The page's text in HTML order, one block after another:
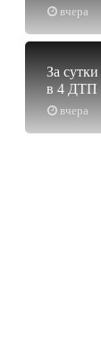
вчера
вчера
За
в 4 ДТП